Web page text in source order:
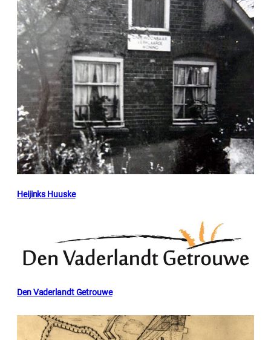
Heijinks Huuske
Den Vaderlandt Getrouwe